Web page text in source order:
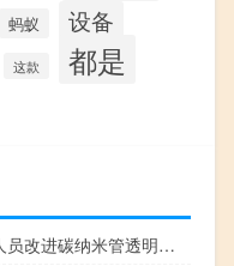
蚂蚁 设备
这款 都是
电化学掺杂研究人员改进碳纳米管透明导体